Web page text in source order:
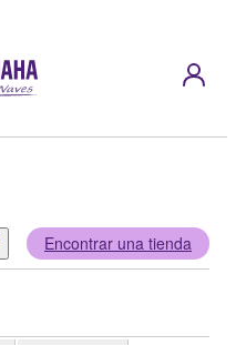
Encontrar una tienda